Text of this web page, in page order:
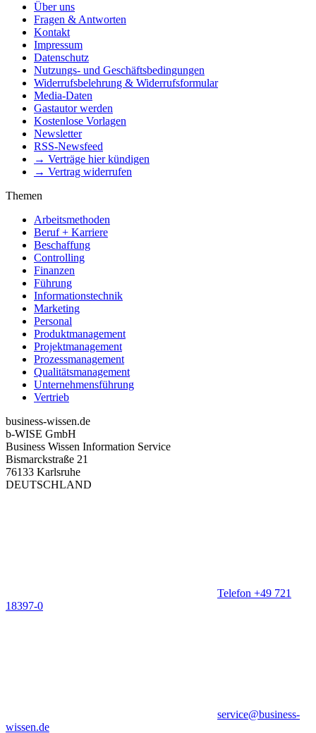
Über uns
Fragen & Antworten
Kontakt
Impressum
Datenschutz
Nutzungs- und Geschäftsbedingungen
Widerrufsbelehrung & Widerrufsformular
Media-Daten
Gastautor werden
Kostenlose Vorlagen
Newsletter
RSS-Newsfeed
→ Verträge hier kündigen
→ Vertrag widerrufen
Themen
Arbeitsmethoden
Beruf + Karriere
Beschaffung
Controlling
Finanzen
Führung
Informationstechnik
Marketing
Personal
Produktmanagement
Projektmanagement
Prozessmanagement
Qualitätsmanagement
Unternehmensführung
Vertrieb
business-wissen.de
b-WISE GmbH
Business Wissen Information Service
Bismarckstraße 21
76133 Karlsruhe
DEUTSCHLAND
Telefon +49 721
18397-0
service@business-
wissen.de